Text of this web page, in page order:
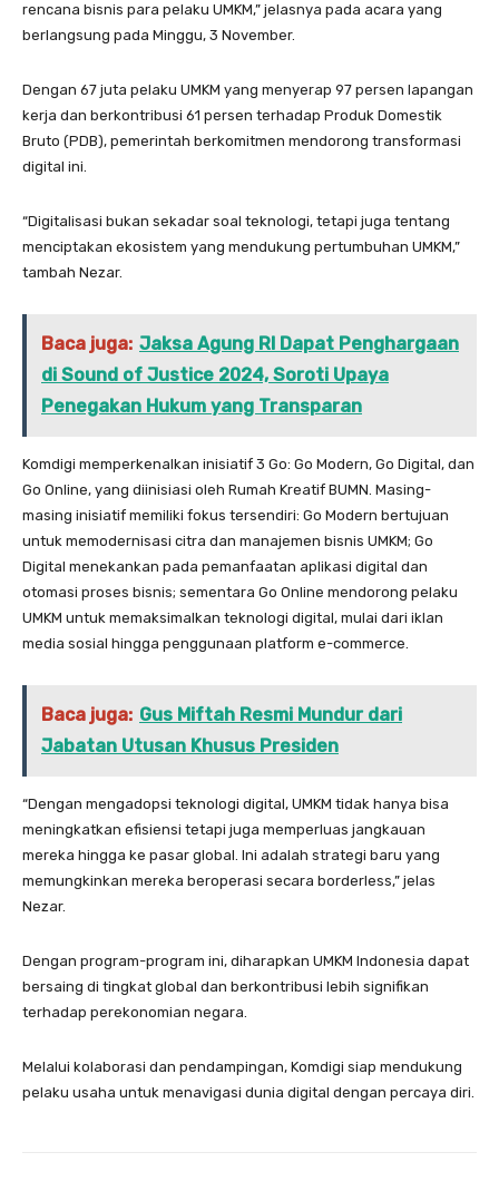
rencana bisnis para pelaku UMKM,” jelasnya pada acara yang
berlangsung pada Minggu, 3 November.
Dengan 67 juta pelaku UMKM yang menyerap 97 persen lapangan
kerja dan berkontribusi 61 persen terhadap Produk Domestik
Bruto (PDB), pemerintah berkomitmen mendorong transformasi
digital ini.
“Digitalisasi bukan sekadar soal teknologi, tetapi juga tentang
menciptakan ekosistem yang mendukung pertumbuhan UMKM,”
tambah Nezar.
Baca juga: Jaksa Agung RI Dapat Penghargaan
di Sound of Justice 2024, Soroti Upaya
Penegakan Hukum yang Transparan
Komdigi memperkenalkan inisiatif 3 Go: Go Modern, Go Digital, dan
Go Online, yang diinisiasi oleh Rumah Kreatif BUMN. Masing-
masing inisiatif memiliki fokus tersendiri: Go Modern bertujuan
untuk memodernisasi citra dan manajemen bisnis UMKM; Go
Digital menekankan pada pemanfaatan aplikasi digital dan
otomasi proses bisnis; sementara Go Online mendorong pelaku
UMKM untuk memaksimalkan teknologi digital, mulai dari iklan
media sosial hingga penggunaan platform e-commerce.
Baca juga: Gus Miftah Resmi Mundur dari
Jabatan Utusan Khusus Presiden
“Dengan mengadopsi teknologi digital, UMKM tidak hanya bisa
meningkatkan efisiensi tetapi juga memperluas jangkauan
mereka hingga ke pasar global. Ini adalah strategi baru yang
memungkinkan mereka beroperasi secara borderless,” jelas
Nezar.
Dengan program-program ini, diharapkan UMKM Indonesia dapat
bersaing di tingkat global dan berkontribusi lebih signifikan
terhadap perekonomian negara.
Melalui kolaborasi dan pendampingan, Komdigi siap mendukung
pelaku usaha untuk menavigasi dunia digital dengan percaya diri.